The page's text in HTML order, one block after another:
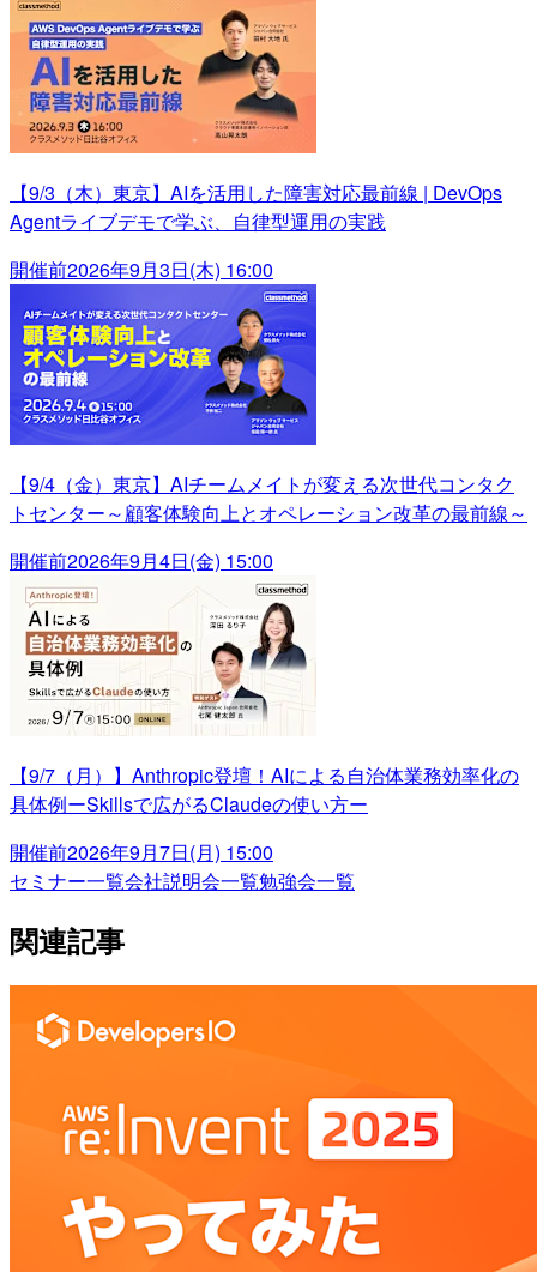
【9/3（木）東京】AIを活用した障害対応最前線 | DevOps
Agentライブデモで学ぶ、自律型運用の実践
開催前2026年9月3日(木) 16:00
【9/4（金）東京】AIチームメイトが変える次世代コンタク
トセンター～顧客体験向上とオペレーション改革の最前線～
開催前2026年9月4日(金) 15:00
【9/7（月）】Anthropic登壇！AIによる自治体業務効率化の
具体例ーSkillsで広がるClaudeの使い方ー
開催前2026年9月7日(月) 15:00
セミナー一覧会社説明会一覧勉強会一覧
関連記事